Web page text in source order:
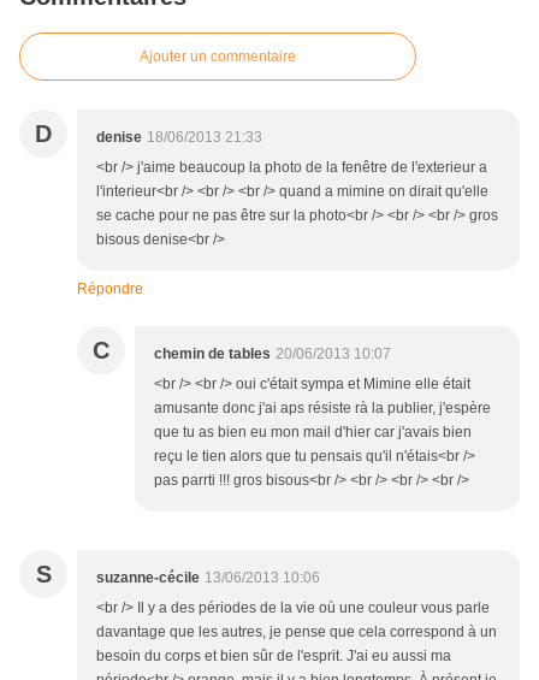
Ajouter un commentaire
D denise 18/06/2013 21:33
<br /> j'aime beaucoup la photo de la fenêtre de l'exterieur a
l'interieur<br /> <br /> <br /> quand a mimine on dirait qu'elle
se cache pour ne pas être sur la photo<br /> <br /> <br /> gros
bisous denise<br />
Répondre
C chemin de tables 20/06/2013 10:07
<br /> <br /> oui c'était sympa et Mimine elle était
amusante donc j'ai aps résiste rà la publier, j'espère
que tu as bien eu mon mail d'hier car j'avais bien
reçu le tien alors que tu pensais qu'il n'étais<br />
pas parrti !!! gros bisous<br /> <br /> <br /> <br />
S suzanne-cécile 13/06/2013 10:06
<br /> Il y a des périodes de la vie où une couleur vous parle
davantage que les autres, je pense que cela correspond à un
besoin du corps et bien sûr de l'esprit. J'ai eu aussi ma